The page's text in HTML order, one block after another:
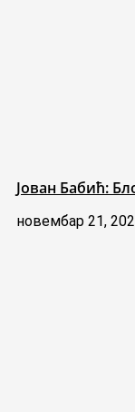
Јован Бабић:
новембар 21,